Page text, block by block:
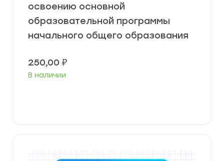
освоению основной
образовательной программы
начального общего образования
250,00 ₽
В наличии